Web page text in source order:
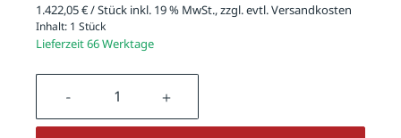
1.422,05 € / Stück inkl. 19 % MwSt., zzgl. evtl.Versandkosten
Inhalt: 1 Stück
Lieferzeit 66 Werktage
Produkt Anzahl: Gib den